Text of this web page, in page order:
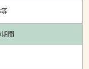
間